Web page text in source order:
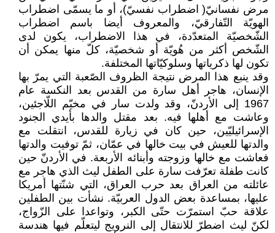
مرض نفسانيّ( اضطراب نفسيّ)، أو ما يسمّى اضطراب
الهويّة التّفارقيّ، والمعروف أيضا باسم اضطراب
الشّخصيّة المتعدّدة، في هذا الاضطراب، يكون لدى
الشّخص أكثر من هُويّة أو شخصيّة، كلّ منها يمكن أن
تكون لها ذكرياتها وسلوكيّاتها المختلفة.
وقد ينبع هذا المرض نتيجة الظروف الصّعبة التي يمرّ بها
الإنسان، هاجر أهل سارة من القدس بعد النكسة عام
1967 إلى الأردنّ، وقد ولدت سار في مخيّم اللّاجئين،
وعاشت مع أهلها فيه. بعد مقتل والدها بأيدي الجنود
الإسرائيليّين، حين كان في زيارة للقدس، انتقلت مع
والدتها للعيش في بيت خالها في عمّان، ثمّ توفيت والدتها
فعاشت مع خالها وزوجته وأبنائه الأربعة. في الأردنّ حين
كانت طفلة تعرّفت سارة على الطفل ليث الذي هاجر مع
عائلته من العراق بعد حرب العراق، التي شنّتها أمريكا
عليها، بمساعدة بعض الدول العربيّة. نشأت بين الطفلين
علاقة حبّ استمرّت حتّى الكبر، وتواعدا على الزّواج،
لكنّ ليث اضطرّ للانتقال إلى النرويج ليتعلّم فيها هندسة